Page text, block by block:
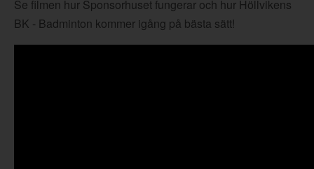
Se filmen hur Sponsorhuset fungerar och hur Höllvikens
BK - Badminton kommer igång på bästa sätt!